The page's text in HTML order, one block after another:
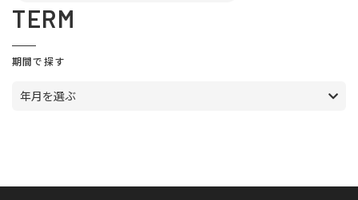
TERM
期間で探す
年月を選ぶ